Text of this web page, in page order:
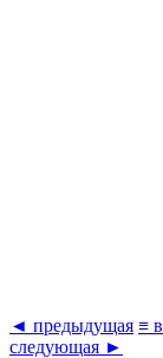
◄ предыдущая ≡
следующая ►